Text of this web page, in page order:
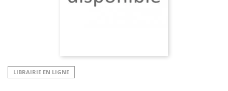
LIBRAIRIE EN LIGNE